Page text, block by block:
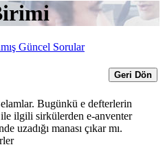
Güncel Sorular
Geri Dön
Bugünkü e defterlerin
ile ilgili sirkülerden e-anventer
uzadığı manası çıkar mı.